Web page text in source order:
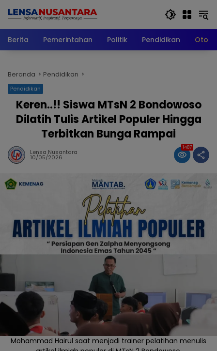
Berita
Pemerintahan Politik Pendidikan
Beranda Pendidikan
Pendidikan
Keren..!! Siswa MTsN 2 Bondowoso
Dilatih Tulis Artikel Populer Hingga
Terbitkan Bunga Rampai
Lensa Nusantara
10/05/2026
1487
Mohammad Hairul saat menjadi trainer pelatihan menulis